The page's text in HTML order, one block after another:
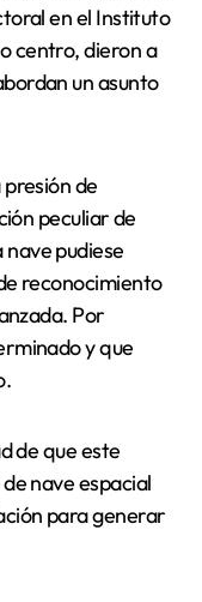
en el Instituto
centro, dieron a
un asunto
de
peculiar de
nave pudiese
reconocimiento
Por
y que
de que este
nave espacial
para generar